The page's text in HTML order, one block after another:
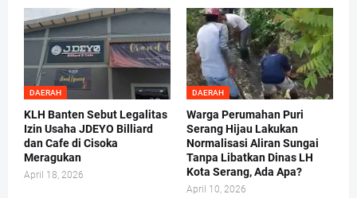
DAERAH
KLH Banten Sebut Legalitas
Izin Usaha JDEYO Billiard
dan Cafe di Cisoka
Meragukan
April 18, 2026
DAERAH
Warga Perumahan Puri
Serang Hijau Lakukan
Normalisasi Aliran Sungai
Tanpa Libatkan Dinas LH
Kota Serang, Ada Apa?
April 10, 2026